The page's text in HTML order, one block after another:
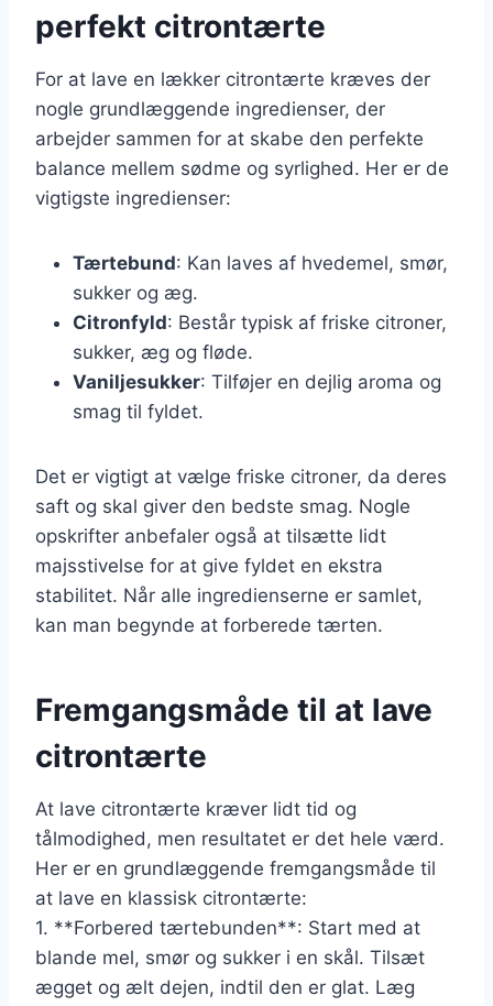
perfekt citrontærte
For at lave en lækker citrontærte kræves der
nogle grundlæggende ingredienser, der
arbejder sammen for at skabe den perfekte
balance mellem sødme og syrlighed. Her er de
vigtigste ingredienser:
Tærtebund: Kan laves af hvedemel, smør,
sukker og æg.
Citronfyld: Består typisk af friske citroner,
sukker, æg og fløde.
Vaniljesukker: Tilføjer en dejlig aroma og
smag til fyldet.
Det er vigtigt at vælge friske citroner, da deres
saft og skal giver den bedste smag. Nogle
opskrifter anbefaler også at tilsætte lidt
majsstivelse for at give fyldet en ekstra
stabilitet. Når alle ingredienserne er samlet,
kan man begynde at forberede tærten.
Fremgangsmåde til at lave
citrontærte
At lave citrontærte kræver lidt tid og
tålmodighed, men resultatet er det hele værd.
Her er en grundlæggende fremgangsmåde til
at lave en klassisk citrontærte:
1. **Forbered tærtebunden**: Start med at
blande mel, smør og sukker i en skål. Tilsæt
ægget og ælt dejen, indtil den er glat. Læg